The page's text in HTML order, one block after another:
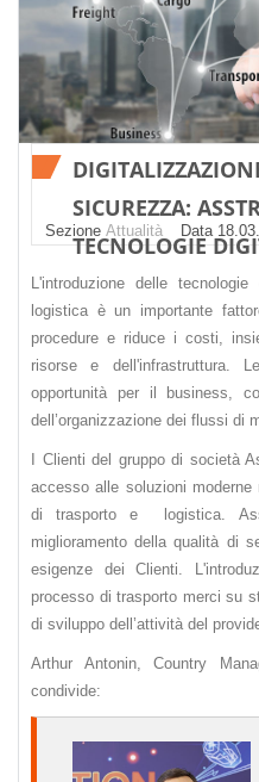
SICUREZZA:
TECNOLOGIE
SODDISFARE LE
Sezione Attualità Datа
L'introduzione delle
logistica è un importante
procedure e riduce i costi,
risorse e dell'infrastruttura.
opportunità per il business,
dell’organizzazione dei flussi di
I Clienti del gruppo di società
accesso alle soluzioni
di trasporto e logistica.
miglioramento della qualità di
esigenze dei Clienti.
processo di trasporto merci su
di sviluppo dell’attività del
Arthur Antonin, Country
condivide: